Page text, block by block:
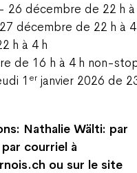
décembre de 22 h à
décembre de 22 h à 4
h à 4 h
de 16 h à 4 h non-
1 er janvier 2026 de
Nathalie Wälti: par
courriel à
ou sur le site